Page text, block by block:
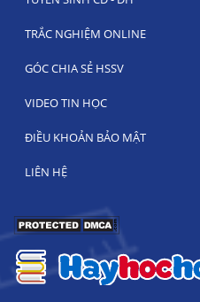
TRẮC NGHIỆM ONLINE
GÓC CHIA SẺ HSSV
VIDEO TIN HỌC
ĐIỀU KHOẢN BẢO MẬT
LIÊN HỆ